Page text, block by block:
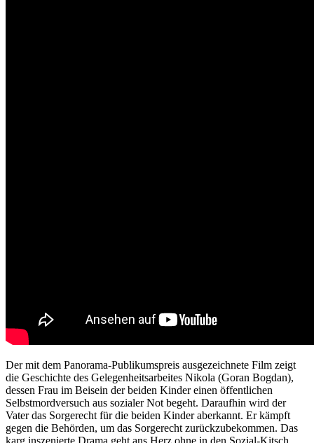
Der mit dem Panorama-Publikumspreis ausgezeichnete Film zeigt
die Geschichte des Gelegenheitsarbeites Nikola (Goran Bogdan),
dessen Frau im Beisein der beiden Kinder einen öffentlichen
Selbstmordversuch aus sozialer Not begeht. Daraufhin wird der
Vater das Sorgerecht für die beiden Kinder aberkannt. Er kämpft
gegen die Behörden, um das Sorgerecht zurückzubekommen. Das